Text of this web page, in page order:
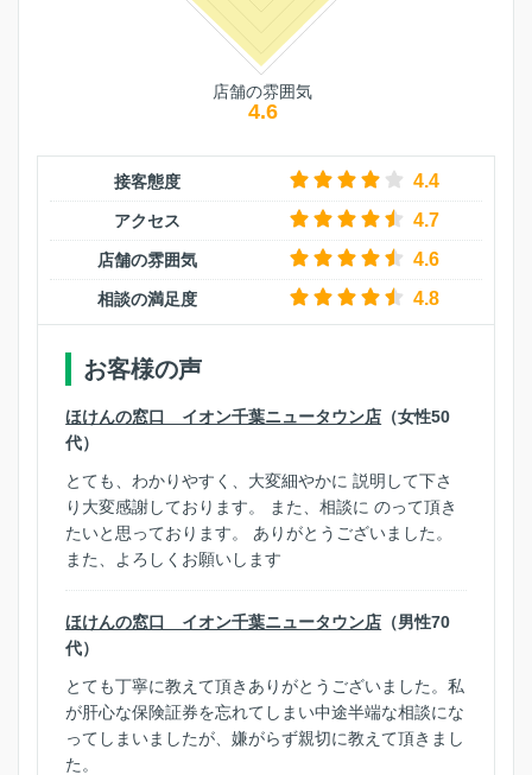
店舗の雰囲気
4.6
接客態度 4.4
アクセス 4.7
店舗の雰囲気 4.6
相談の満足度 4.8
お客様の声
ほけんの窓口 イオン千葉ニュータウン店 （女性50
代）
とても、わかりやすく、大変細やかに 説明して下さ
り大変感謝しております。 また、相談に のって頂き
たいと思っております。 ありがとうございました。
また、よろしくお願いします
ほけんの窓口 イオン千葉ニュータウン店 （男性70
代）
とても丁寧に教えて頂きありがとうございました。私
が肝心な保険証券を忘れてしまい中途半端な相談にな
ってしまいましたが、嫌がらず親切に教えて頂きまし
た。